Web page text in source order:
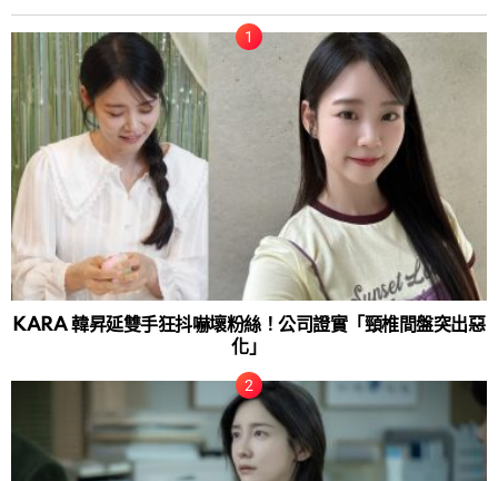
KARA 韓昇延雙手狂抖嚇壞粉絲！公司證實「頸椎間盤突出惡
化」